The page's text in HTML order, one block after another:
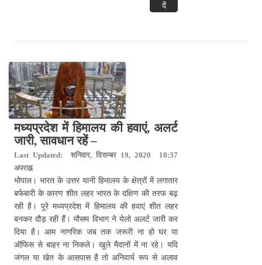
दें
मध्यप्रदेश में हिमालय की हवाएं, अलर्ट
जारी, सावधान रहें –
Last Updated: शनिवार, दिसम्बर 19, 2020 10:37
अपराह्न
भोपाल। भारत के उत्तर यानी हिमालय के क्षेत्रों में लगातार
बर्फबारी के कारण शीत लहर भारत के दक्षिण की तरफ बढ़
रही है। पूरे मध्यप्रदेश में हिमालय की हवाएं शीत लहर
बनकर दौड़ रही हैं। मौसम विभाग ने येलो अलर्ट जारी कर
दिया है। आम नागरिक जब तक जरूरी ना हो घर या
ऑफिस से बाहर ना निकले। खुले मैदानों में ना रहे। यदि
जंगल या खेत के आसपास है तो अनिवार्य रूप से अलाव